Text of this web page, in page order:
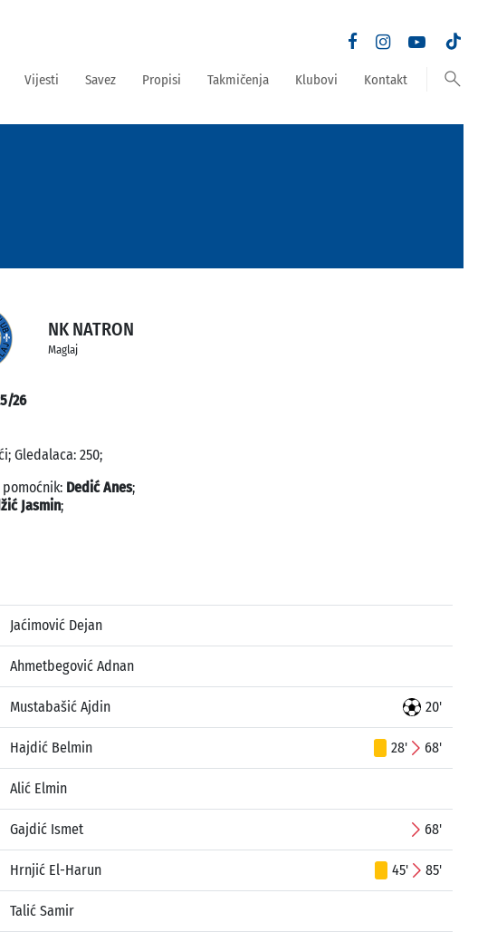
Vijesti Savez Propisi Takmičenja Klubovi Kontakt search
NK NATRON
Maglaj
26
Gledalaca: 250;
pomoćnik: Dedić Anes;
Jasmin;
Jaćimović Dejan
Ahmetbegović Adnan
Mustabašić Ajdin 20'
Hajdić Belmin 28' 68'
Alić Elmin
Gajdić Ismet 68'
Hrnjić El-Harun 45' 85'
Talić Samir